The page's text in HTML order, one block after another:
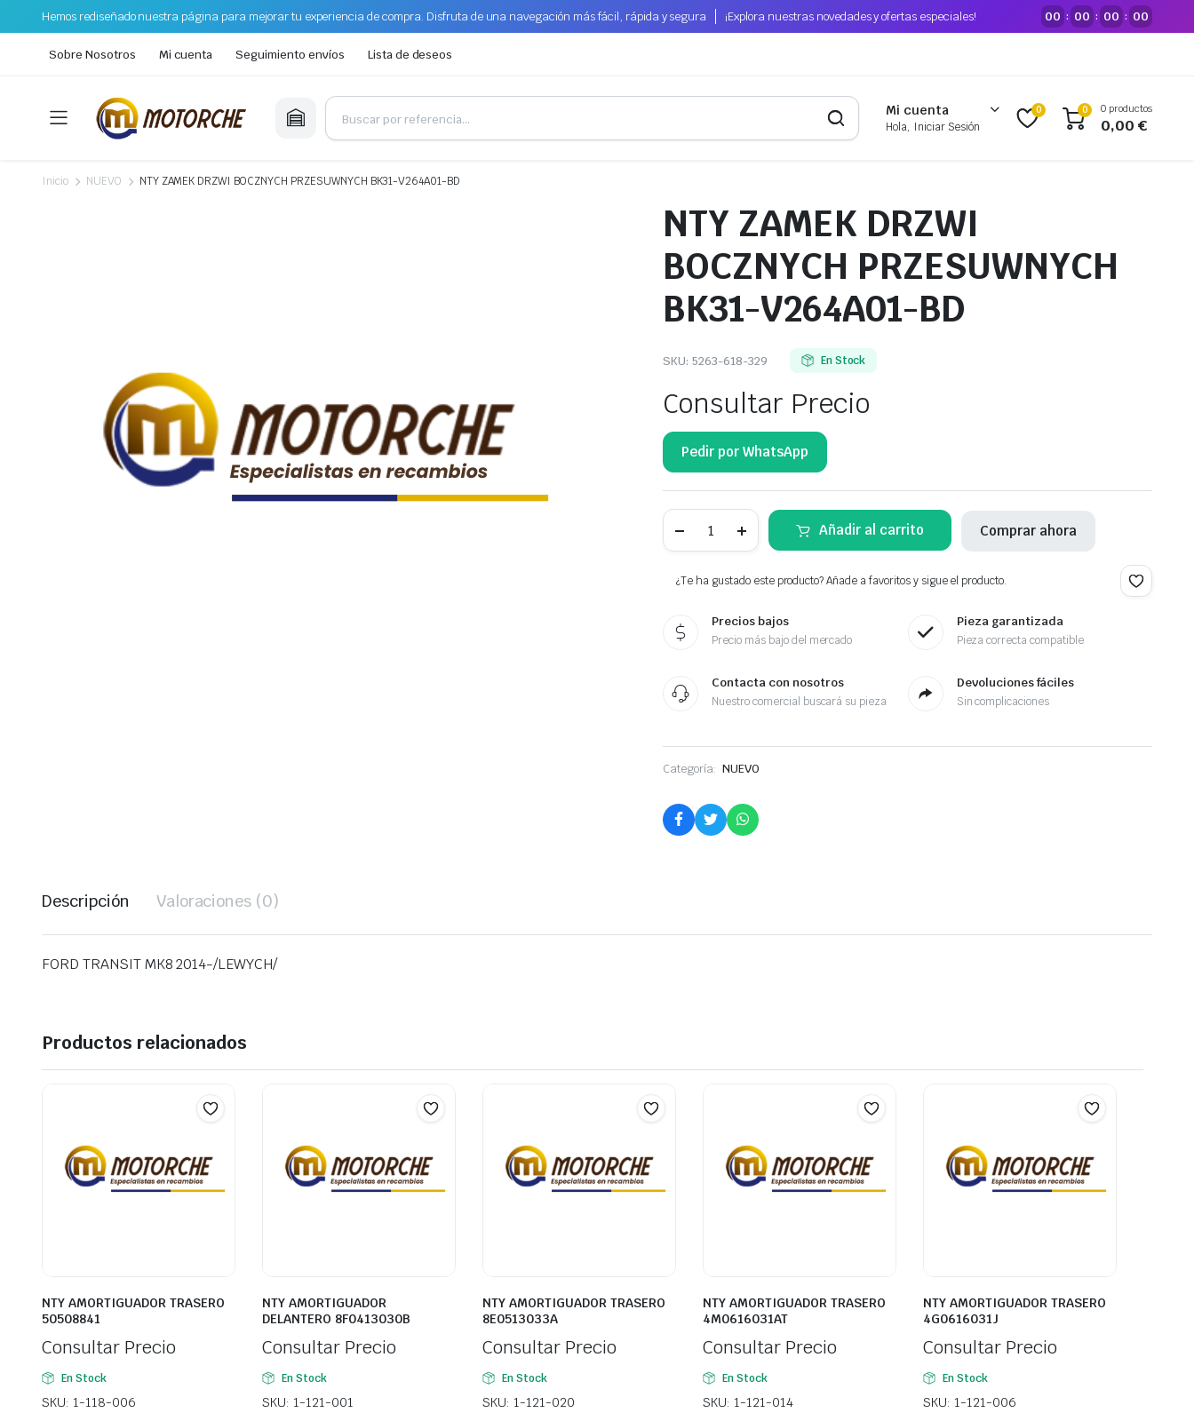
Hemos rediseñado nuestra página para mejorar tu experiencia de compra. Disfruta de una navegación más fácil, rápida y segura ¡Explora nuestras novedades y ofertas especiales! 00 : 00 : 00 : 00
Sobre Nosotros Mi cuenta Seguimiento envíos Lista de deseos
Mi cuenta
Hola, Iniciar Sesión
0 0 0 productos
0,00€
Inicio NUEVO NTY ZAMEK DRZWI BOCZNYCH PRZESUWNYCH BK31-V264A01-BD
NTY ZAMEK DRZWI
BOCZNYCH PRZESUWNYCH
BK31-V264A01-BD
SKU: 5263-618-329 En Stock
Consultar Precio
Pedir por WhatsApp
ZAMEK
PRZESUWNYCH
BK31-
cantidad
Añadir al carrito Comprar ahora
¿Te ha gustado este producto? Añade a favoritos y sigue el producto.
Precios bajos
Precio más bajo del mercado
Pieza garantizada
Pieza correcta compatible
Contacta con nosotros
Nuestro comercial buscará su pieza
Devoluciones fáciles
Sin complicaciones
Categoría: NUEVO
Descripción Valoraciones (0)
FORD TRANSIT MK8 2014-/LEWYCH/
Productos relacionados
NTY AMORTIGUADOR TRASERO
50508841
Consultar Precio
En Stock
SKU: 1-118-006
NTY AMORTIGUADOR
DELANTERO 8F0413030B
Consultar Precio
En Stock
SKU: 1-121-001
NTY AMORTIGUADOR TRASERO
8E0513033A
Consultar Precio
En Stock
SKU: 1-121-020
NTY AMORTIGUADOR TRASERO
4M0616031AT
Consultar Precio
En Stock
SKU: 1-121-014
NTY AMORTIGUADOR TRASERO
4G0616031J
Consultar Precio
En Stock
SKU: 1-121-006